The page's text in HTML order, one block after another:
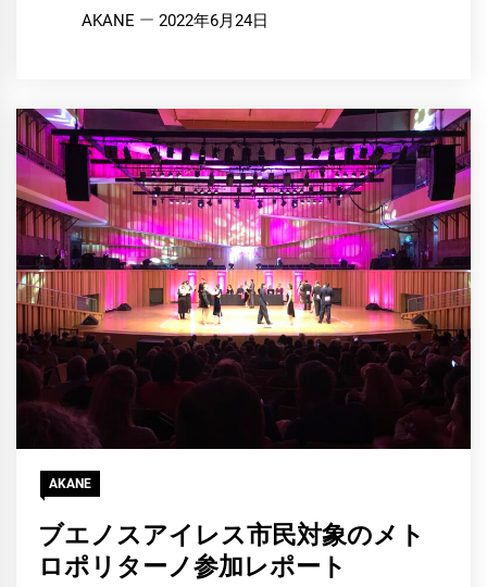
AKANE 2022年6月24日
AKANE
ブエノスアイレス市民対象のメト
ロポリターノ参加レポート